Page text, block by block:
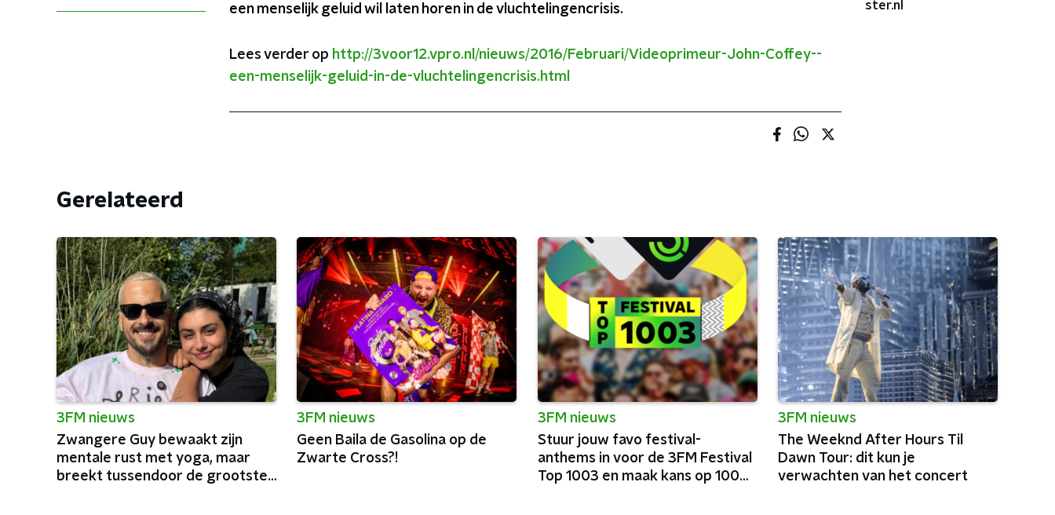
een menselijk geluid wil laten horen in de vluchtelingencrisis.
Lees verder op http://3voor12.vpro.nl/nieuws/2016/Februari/Videoprimeur-John-Coffey--
een-menselijk-geluid-in-de-vluchtelingencrisis.html
ster.nl
Gerelateerd
3FM nieuws
Zwangere Guy bewaakt zijn
mentale rust met yoga, maar
breekt tussendoor de grootste
3FM nieuws
Geen Baila de Gasolina op de
Zwarte Cross?!
3FM nieuws
Stuur jouw favo festival-
anthems in voor de 3FM Festival
Top 1003 en maak kans op 100
3FM nieuws
The Weeknd After Hours Til
Dawn Tour: dit kun je
verwachten van het concert